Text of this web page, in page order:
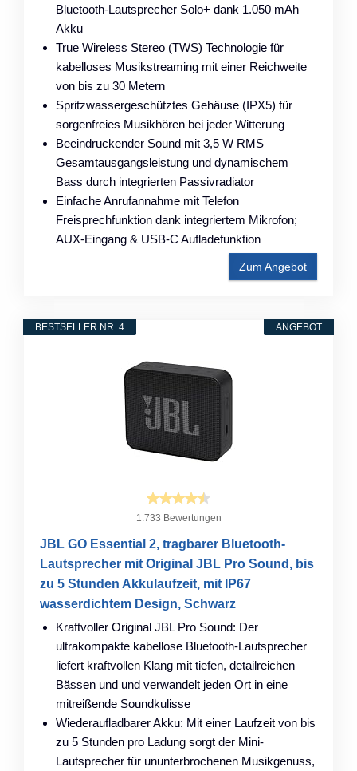
Bluetooth-Lautsprecher Solo+ dank 1.050 mAh
Akku
True Wireless Stereo (TWS) Technologie für
kabelloses Musikstreaming mit einer Reichweite
von bis zu 30 Metern
Spritzwassergeschütztes Gehäuse (IPX5) für
sorgenfreies Musikhören bei jeder Witterung
Beeindruckender Sound mit 3,5 W RMS
Gesamtausgangsleistung und dynamischem
Bass durch integrierten Passivradiator
Einfache Anrufannahme mit Telefon
Freisprechfunktion dank integriertem Mikrofon;
AUX-Eingang & USB-C Aufladefunktion
Zum Angebot
ANGEBOT
BESTSELLER NR. 4
1.733 Bewertungen
JBL GO Essential 2, tragbarer Bluetooth-
Lautsprecher mit Original JBL Pro Sound, bis
zu 5 Stunden Akkulaufzeit, mit IP67
wasserdichtem Design, Schwarz
Kraftvoller Original JBL Pro Sound: Der
ultrakompakte kabellose Bluetooth-Lautsprecher
liefert kraftvollen Klang mit tiefen, detailreichen
Bässen und und verwandelt jeden Ort in eine
mitreißende Soundkulisse
Wiederaufladbarer Akku: Mit einer Laufzeit von bis
zu 5 Stunden pro Ladung sorgt der Mini-
Lautsprecher für ununterbrochenen Musikgenuss,